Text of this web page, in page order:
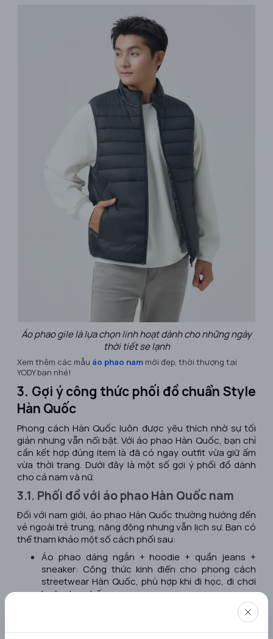
Áo phao gile là lựa chọn linh hoạt dành cho những ngày
thời tiết se lạnh
Xem thêm các mẫu áo phao nam mới đẹp, thời thượng tại
YODY bạn nhé!
3. Gợi ý công thức phối đồ chuẩn Style
Hàn Quốc
Phong cách Hàn Quốc luôn được yêu thích nhờ sự tối
giản nhưng vẫn nổi bật. Với áo phao Hàn Quốc, bạn chỉ
cần kết hợp đúng item là đã có ngay outfit vừa giữ ấm
vừa thời trang. Dưới đây là một số gợi ý phối đồ dành
cho cả nam và nữ.
3.1. Phối đồ với áo phao Hàn Quốc nam
Đối với nam giới, áo phao Hàn Quốc thường hướng đến
vẻ ngoài trẻ trung, năng động nhưng vẫn lịch sự. Bạn có
thể tham khảo một số cách phối sau:
Áo phao dáng ngắn + hoodie + quần jeans +
sneaker: Công thức kinh điển cho phong cách
streetwear Hàn Quốc, phù hợp khi đi học, đi chơi
hoặc dạo phố.
Áo phao dáng dài + áo len cổ lọ + quần tây +
boots: Mang lại vẻ ngoài lịch lãm, trưởng thành
nhưng vẫn giữ được nét hiện đại.